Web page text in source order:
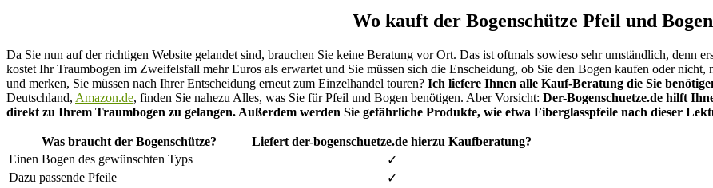
Wo kauft der Bogenschütze Pfeil und
Da Sie nun auf der richtigen Website gelandet sind, brauchen Sie keine Beratung vor Ort. Das ist oftmals sowieso sehr umständlich, denn
kostet Ihr Traumbogen im Zweifelsfall mehr Euros als erwartet und Sie müssen sich die Enscheidung, ob Sie den Bogen kaufen oder
und merken, Sie müssen nach Ihrer Entscheidung erneut zum Einzelhandel touren? Ich liefere Ihnen alle Kauf-Beratung die Sie
Deutschland, Amazon.de, finden Sie nahezu Alles, was Sie für Pfeil und Bogen benötigen. Aber Vorsicht: Der-Bogenschuetze.de hilft
direkt zu Ihrem Traumbogen zu gelangen. Außerdem werden Sie gefährliche Produkte, wie etwa Fiberglasspfeile nach dieser
Was braucht der Bogenschütze?
Liefert der-bogenschuetze.de hierzu Kaufberatung?
Einen Bogen des gewünschten Typs
✓
Dazu passende Pfeile
✓